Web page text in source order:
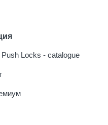
Push Locks - catalogue